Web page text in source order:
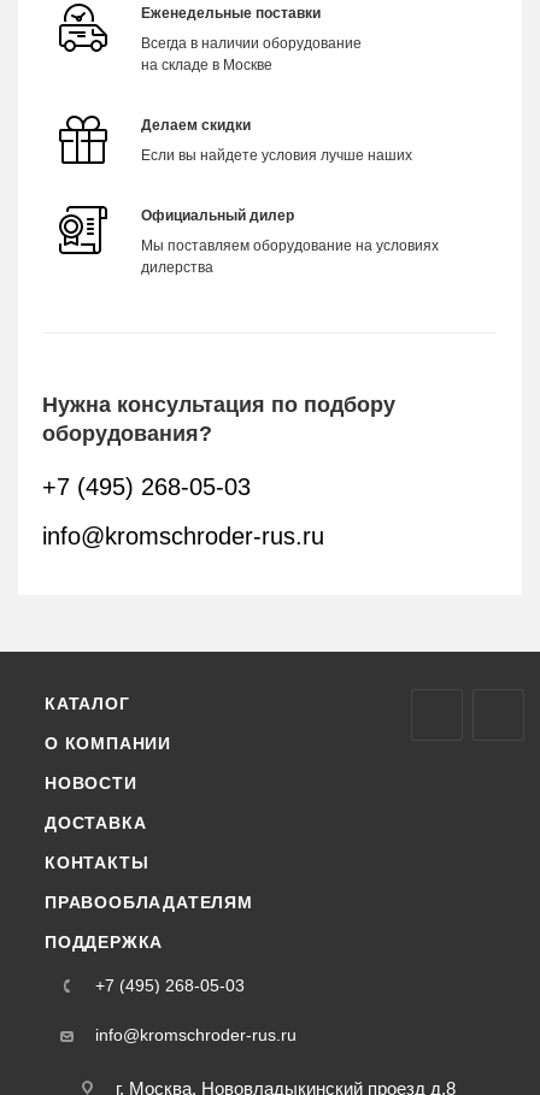
Еженедельные поставки
Всегда в наличии оборудование
на складе в Москве
Делаем скидки
Если вы найдете условия лучше наших
Официальный дилер
Мы поставляем оборудование на условиях
дилерства
Нужна консультация по подбору
оборудования?
+7 (495) 268-05-03
info@kromschroder-rus.ru
КАТАЛОГ
О КОМПАНИИ
НОВОСТИ
ДОСТАВКА
КОНТАКТЫ
ПРАВООБЛАДАТЕЛЯМ
ПОДДЕРЖКА
+7 (495) 268-05-03
info@kromschroder-rus.ru
г. Москва, Нововладыкинский проезд д.8